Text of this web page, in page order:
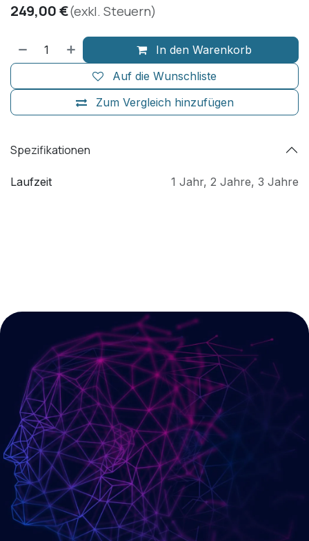
249,00€(exkl. Steuern)
In den Warenkorb
Zum Vergleich hinzufügen
Auf die Wunschliste
Spezifikationen
Laufzeit 1 Jahr, 2 Jahre, 3 Jahre